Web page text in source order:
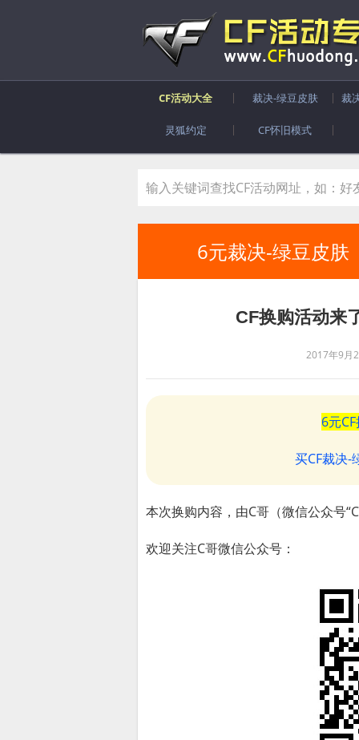
CF活动大全 裁决-绿豆皮肤 裁
灵狐约定 CF怀旧模式
6元裁决-绿豆皮肤
CF换购活动来
2017年9月
6元
买CF裁决-
本次换购内容，由C哥（微信公众号
欢迎关注C哥微信公众号：